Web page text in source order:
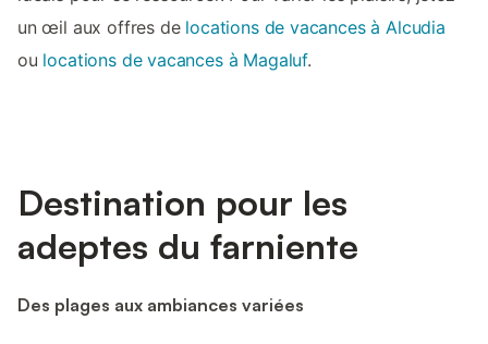
un œil aux offres de locations de vacances à Alcudia
ou locations de vacances à Magaluf.
Destination pour les
adeptes du farniente
Des plages aux ambiances variées